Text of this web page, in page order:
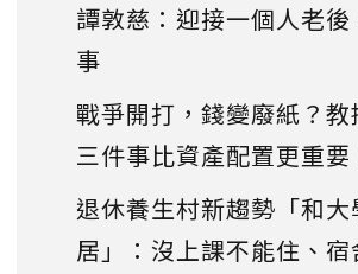
譚敦慈：迎接一個人老
事
戰爭開打，錢變廢紙？
三件事比資產配置更重要
退休養生村新趨勢「和大
居」：沒上課不能住、